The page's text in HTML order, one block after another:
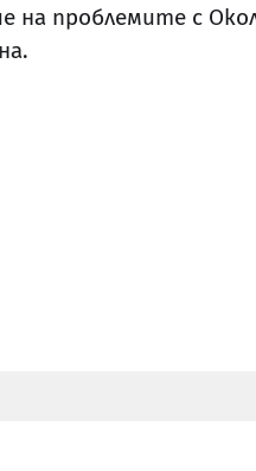
на проблемите с